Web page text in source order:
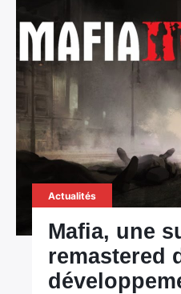
Actualités
Mafia, une
remastered